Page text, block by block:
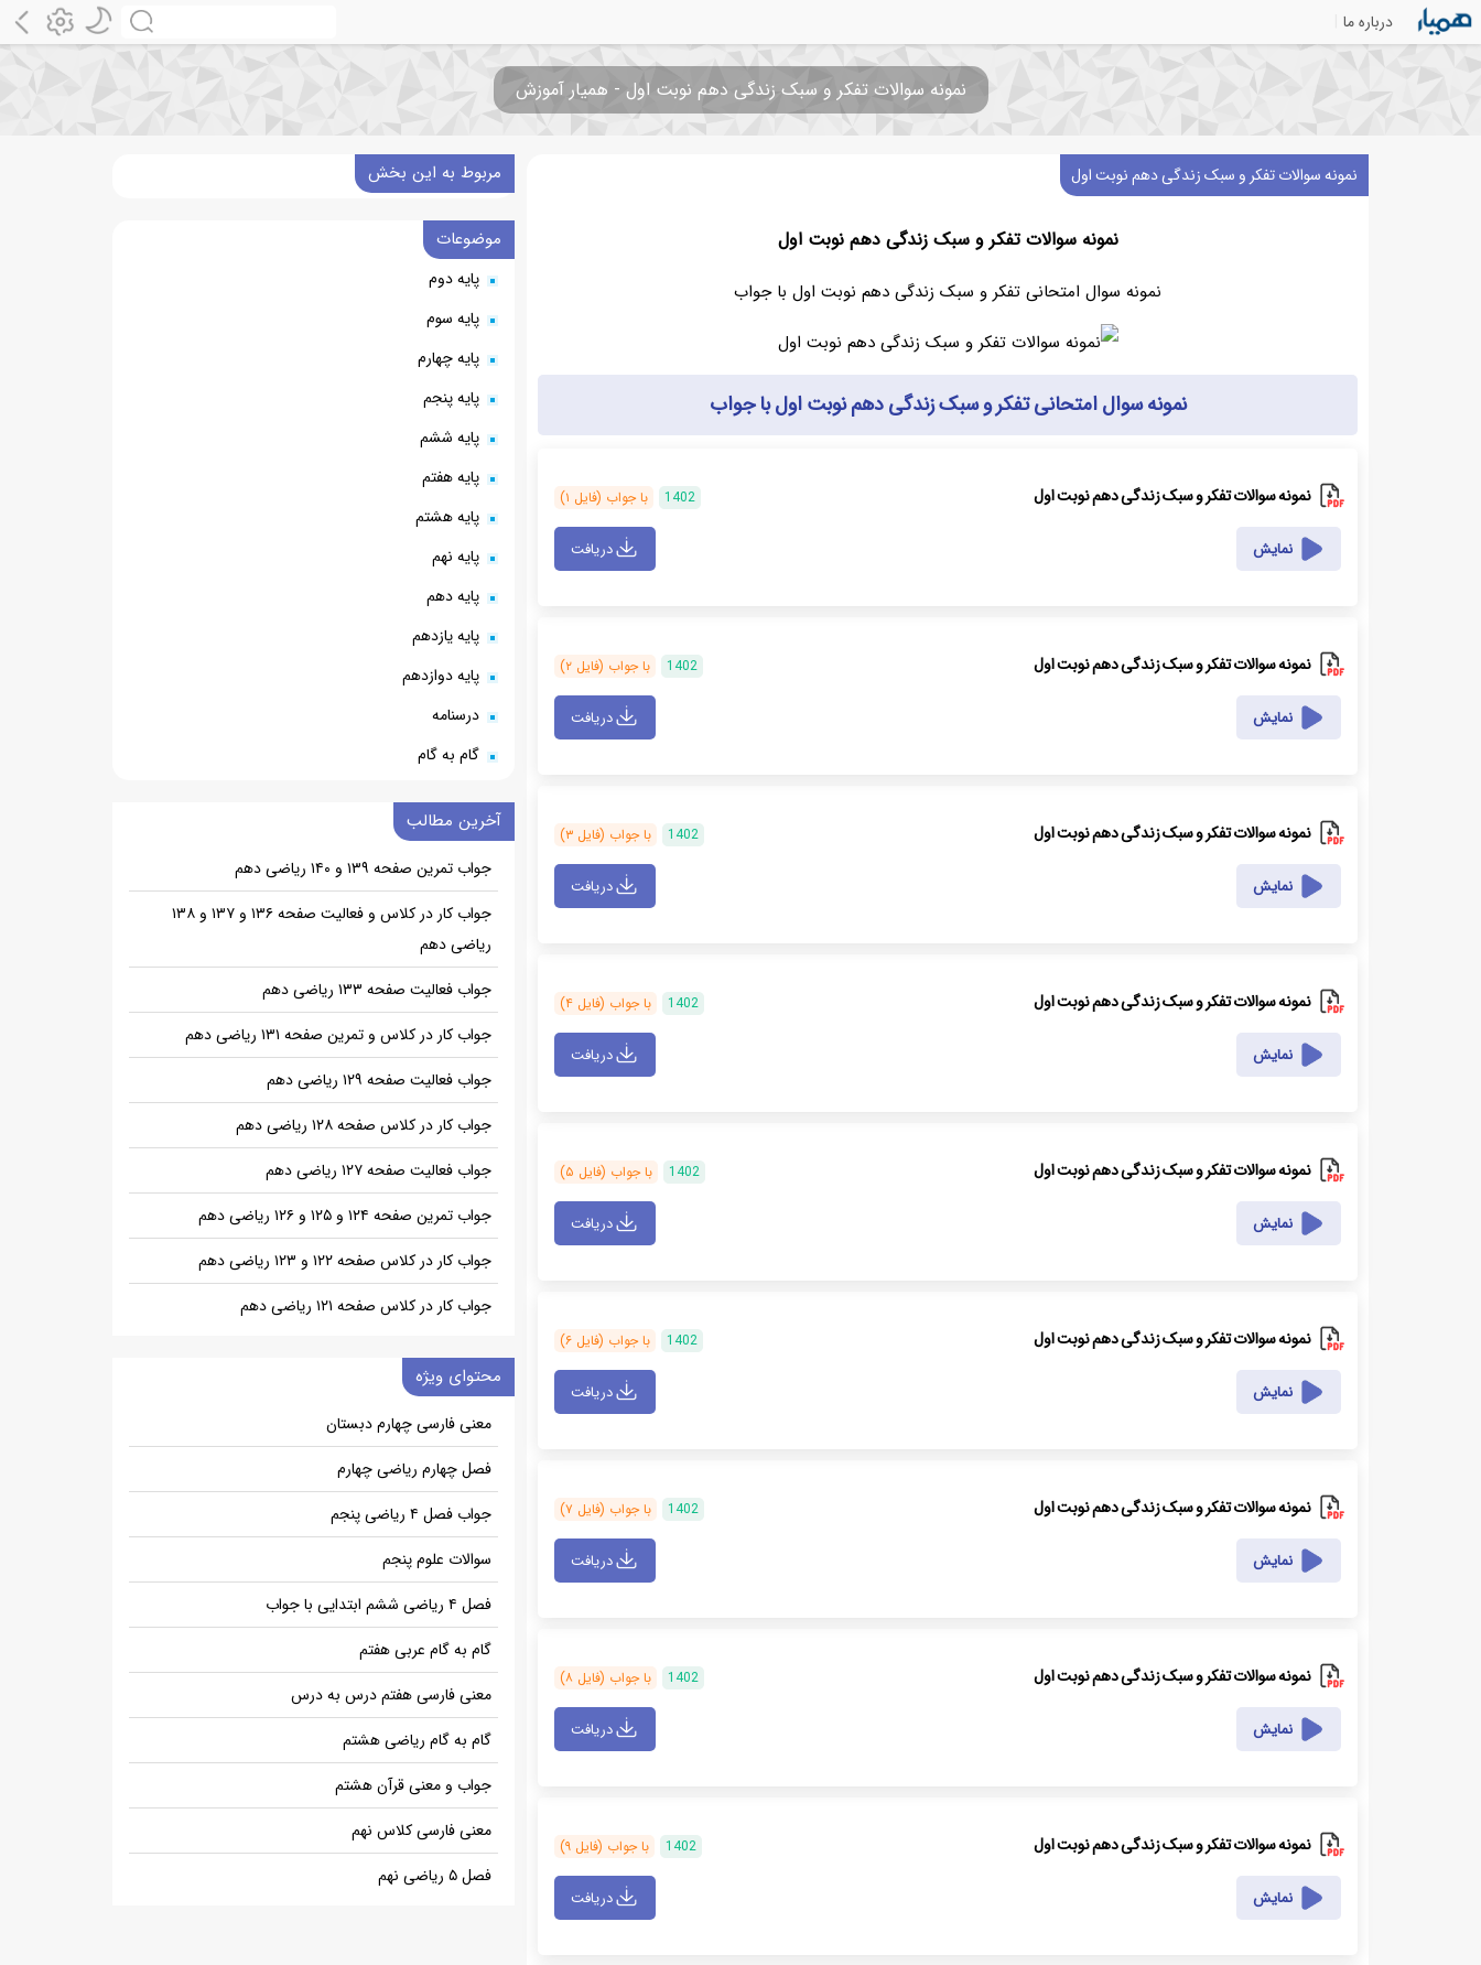
درباره ما
نمونه سوالات تفکر و سبک زندگی دهم نوبت اول - همیار آموزش
نمونه سوالات تفکر و سبک زندگی دهم نوبت اول
نمونه سوالات تفکر و سبک زندگی دهم نوبت اول
نمونه سوال امتحانی تفکر و سبک زندگی دهم نوبت اول با جواب
نمونه سوال امتحانی تفکر و سبک زندگی دهم نوبت اول با جواب
نمونه سوالات تفکر و سبک زندگی دهم نوبت اول 1402 با جواب (فایل ۱)
نمایش دریافت
نمونه سوالات تفکر و سبک زندگی دهم نوبت اول 1402 با جواب (فایل ۲)
نمایش دریافت
نمونه سوالات تفکر و سبک زندگی دهم نوبت اول 1402 با جواب (فایل ۳)
نمایش دریافت
نمونه سوالات تفکر و سبک زندگی دهم نوبت اول 1402 با جواب (فایل ۴)
نمایش دریافت
نمونه سوالات تفکر و سبک زندگی دهم نوبت اول 1402 با جواب (فایل ۵)
نمایش دریافت
نمونه سوالات تفکر و سبک زندگی دهم نوبت اول 1402 با جواب (فایل ۶)
نمایش دریافت
نمونه سوالات تفکر و سبک زندگی دهم نوبت اول 1402 با جواب (فایل ۷)
نمایش دریافت
نمونه سوالات تفکر و سبک زندگی دهم نوبت اول 1402 با جواب (فایل ۸)
نمایش دریافت
نمونه سوالات تفکر و سبک زندگی دهم نوبت اول 1402 با جواب (فایل ۹)
نمایش دریافت
مربوط به این بخش
موضوعات
پایه دوم
پایه سوم
پایه چهارم
پایه پنجم
پایه ششم
پایه هفتم
پایه هشتم
پایه نهم
پایه دهم
پایه یازدهم
پایه دوازدهم
درسنامه
گام به گام
آخرین مطالب
جواب تمرین صفحه ۱۳۹ و ۱۴۰ ریاضی دهم
جواب کار در کلاس و فعالیت صفحه ۱۳۶ و ۱۳۷ و ۱۳۸
ریاضی دهم
جواب فعالیت صفحه ۱۳۳ ریاضی دهم
جواب کار در کلاس و تمرین صفحه ۱۳۱ ریاضی دهم
جواب فعالیت صفحه ۱۲۹ ریاضی دهم
جواب کار در کلاس صفحه ۱۲۸ ریاضی دهم
جواب فعالیت صفحه ۱۲۷ ریاضی دهم
جواب تمرین صفحه ۱۲۴ و ۱۲۵ و ۱۲۶ ریاضی دهم
جواب کار در کلاس صفحه ۱۲۲ و ۱۲۳ ریاضی دهم
جواب کار در کلاس صفحه ۱۲۱ ریاضی دهم
محتوای ویژه
معنی فارسی چهارم دبستان
فصل چهارم ریاضی چهارم
جواب فصل ۴ ریاضی پنجم
سوالات علوم پنجم
فصل ۴ ریاضی ششم ابتدایی با جواب
گام به گام عربی هفتم
معنی فارسی هفتم درس به درس
گام به گام ریاضی هشتم
جواب و معنی قرآن هشتم
معنی فارسی کلاس نهم
فصل ۵ ریاضی نهم